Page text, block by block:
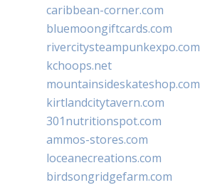
caribbean-corner.com
bluemoongiftcards.com
rivercitysteampunkexpo.com
kchoops.net
mountainsideskateshop.com
kirtlandcitytavern.com
301nutritionspot.com
ammos-stores.com
loceanecreations.com
birdsongridgefarm.com